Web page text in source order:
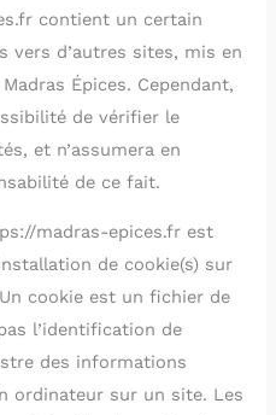
contient un certain
vers d’autres sites, mis en
Épices. Cependant,
de vérifier le
et n’assumera en
de ce fait.
madras-epices.fr est
de cookie(s) sur
cookie est un fichier de
l’identification de
des informations
ordinateur sur un site. Les